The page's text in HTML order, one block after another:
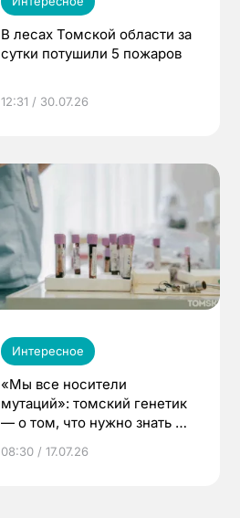
В лесах Томской области за
сутки потушили 5 пожаров
12:31 / 30.07.26
Интересное
«Мы все носители
мутаций»: томский генетик
— о том, что нужно знать до
08:30 / 17.07.26